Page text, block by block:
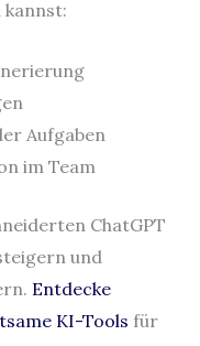
kannst:
Aufgaben
im Team
ChatGPT
und
Entdecke
KI-Tools für